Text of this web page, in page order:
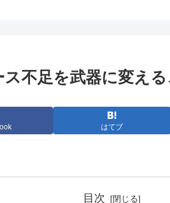
不足を武器に変え
はてブ
目次